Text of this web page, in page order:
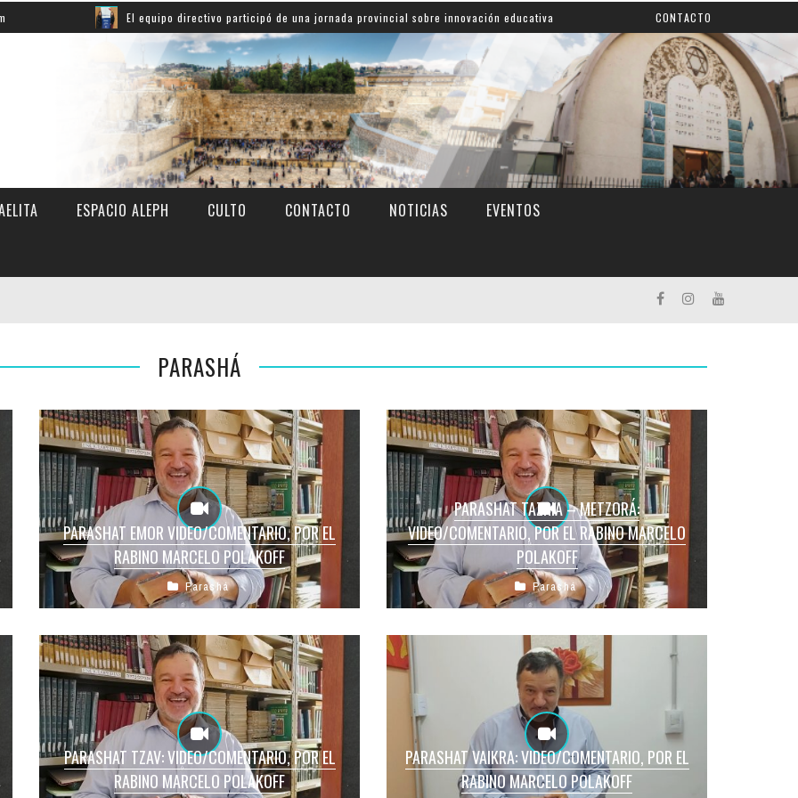
El equipo directivo participó de una jornada provincial sobre innovación educativa Shahak: una nueva
CONTACTO
ESPACIO ALEPH CULTO CONTACTO NOTICIAS EVENTOS
PARASHÁ
PARASHAT EMOR VIDEO/COMENTARIO, POR EL
RABINO MARCELO POLAKOFF
Parashá
PARASHAT TAZRIA – METZORÁ:
VIDEO/COMENTARIO, POR EL RABINO MARCELO
POLAKOFF
Parashá
PARASHAT TZAV: VIDEO/COMENTARIO, POR EL
RABINO MARCELO POLAKOFF
PARASHAT VAIKRA: VIDEO/COMENTARIO, POR EL
RABINO MARCELO POLAKOFF